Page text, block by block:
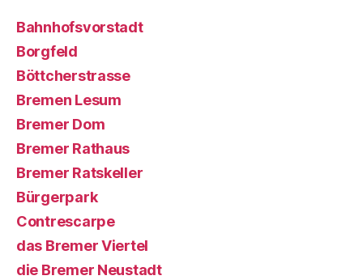
Bahnhofsvorstadt
Borgfeld
Böttcherstrasse
Bremen Lesum
Bremer Dom
Bremer Rathaus
Bremer Ratskeller
Bürgerpark
Contrescarpe
das Bremer Viertel
die Bremer Neustadt